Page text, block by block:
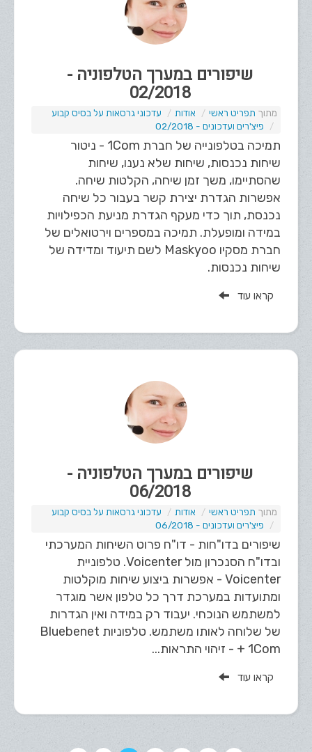
שיפורים במערך הטלפוניה -
02/2018
תפריט ראשי אודות
עדכוני גרסאות על בסיס קבוע
פיצ'רים ועדכונים - 02/2018
תמיכה בטלפונייה של חברת 1Com - ניטור
שיחות נכנסות, שיחות שלא נענו, שיחות
שהסתיימו, משך זמן שיחה, הקלטות שיחה.
אפשרות הגדרת יצירת קשר בעבור כל שיחה
נכנסת, תוך כדי מעקף הגדרת מניעת הכפילויות
במידה ומופעלת. תמיכה במספרים וירטואלים של
חברת מסקיו Maskyoo לשם תיעוד ומדידה של
שיחות נכנסות.
קראו עוד
שיפורים במערך הטלפוניה -
06/2018
תפריט ראשי אודות
עדכוני גרסאות על בסיס קבוע
פיצ'רים ועדכונים - 06/2018
שיפורים בדו"חות - דו"ח פרוט השיחות המערכתי
ובדו"ח הסנכרון מול Voicenter. טלפוניית
Voicenter - אפשרות ביצוע שיחות מוקלטות
ומתועדות במערכת דרך כל טלפון אשר מוגדר
למשתמש הנוכחי. יעבוד רק במידה ואין הגדרות
של שלוחה לאותו משתמש. טלפוניות Bluebenet
+ 1Com - זיהוי התראות...
קראו עוד